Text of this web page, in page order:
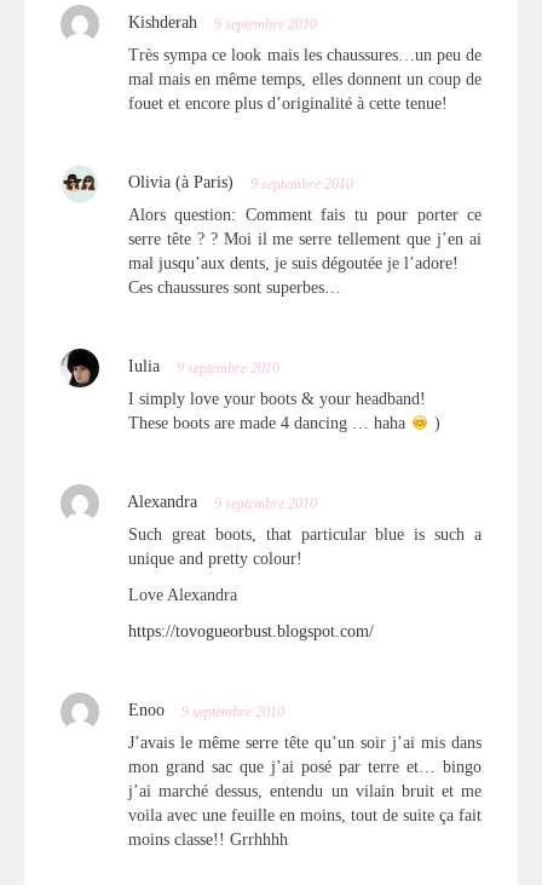
Kishderah 9 septembre 2010
Très sympa ce look mais les chaussures…un peu de
mal mais en même temps, elles donnent un coup de
fouet et encore plus d’originalité à cette tenue!
Olivia (à Paris) 9 septembre 2010
Alors question: Comment fais tu pour porter ce
serre tête ? ? Moi il me serre tellement que j’en ai
mal jusqu’aux dents, je suis dégoutée je l’adore!
Ces chaussures sont superbes…
Iulia 9 septembre 2010
I simply love your boots & your headband!
These boots are made 4 dancing … haha
)
Alexandra 9 septembre 2010
Such great boots, that particular blue is such a
unique and pretty colour!
Love Alexandra
https://tovogueorbust.blogspot.com/
Enoo 9 septembre 2010
J’avais le même serre tête qu’un soir j’ai mis dans
mon grand sac que j’ai posé par terre et… bingo
j’ai marché dessus, entendu un vilain bruit et me
voila avec une feuille en moins, tout de suite ça fait
moins classe!! Grrhhhh